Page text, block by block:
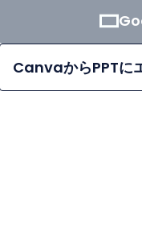
CanvaからPPTに